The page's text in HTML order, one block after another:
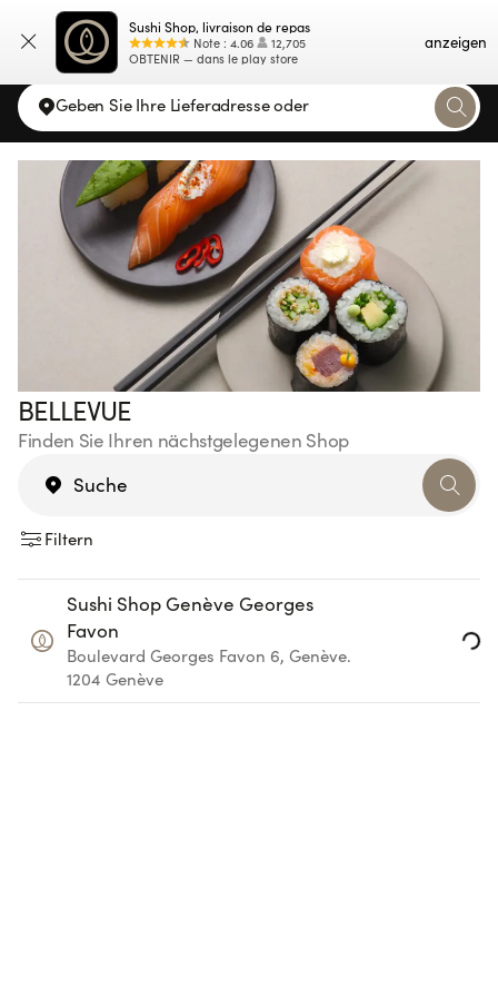
Sushi Shop, livraison de repas
Note : 4.06
12,705
OBTENIR — dans le play store
anzeigen
Karte
Geben Sie Ihre Lieferadresse oder
BELLEVUE
Finden Sie Ihren nächstgelegenen Shop
Filtern
Sushi Shop Genève Georges
Favon
Boulevard Georges Favon 6, Genève.
1204 Genève
Loading...